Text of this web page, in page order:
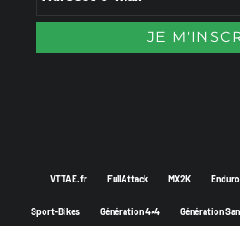
VTTAE.fr FullAttack MX2K
Sport-Bikes Génération 4×4 Génération